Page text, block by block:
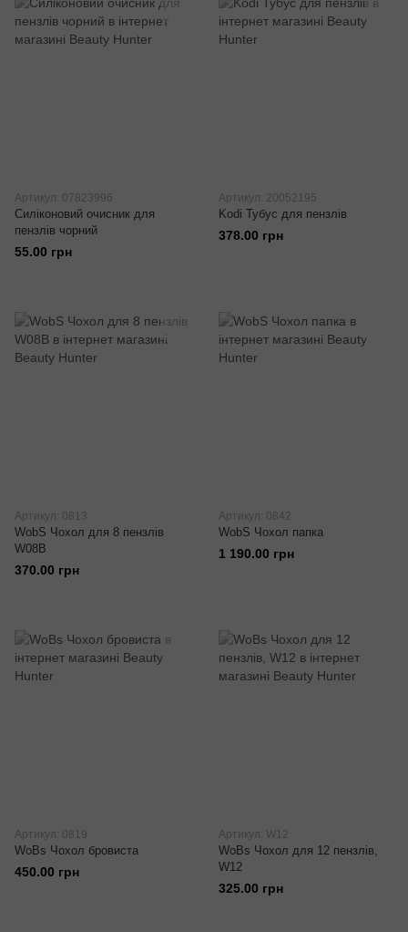
Артикул: 07823996
Силіконовий очисник для
пензлів чорний
55.00 грн
Артикул: 20052195
Kodi Тубус для пензлів
378.00 грн
Артикул: 0813
WobS Чохол для 8 пензлів
W08B
370.00 грн
Артикул: 0842
WobS Чохол папка
1 190.00 грн
Артикул: 0819
WoBs Чохол бровиста
450.00 грн
Артикул: W12
WoBs Чохол для 12 пензлів,
W12
325.00 грн